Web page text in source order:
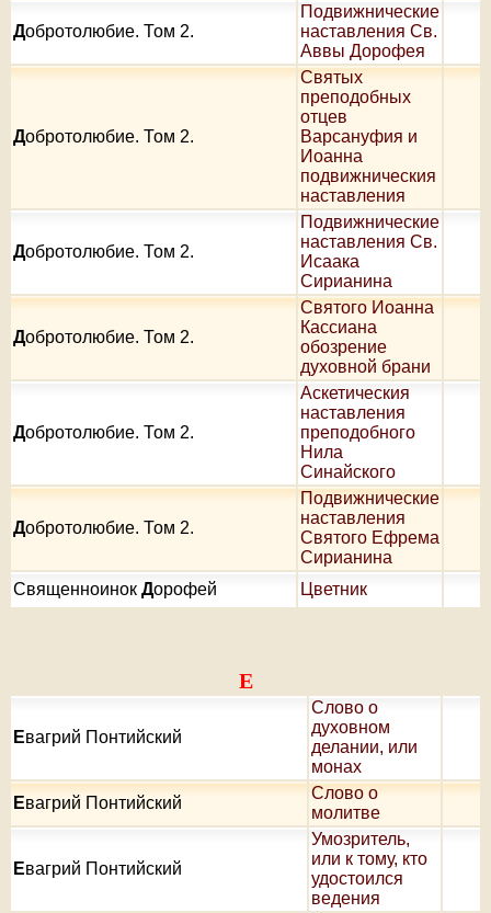
Добротолюбие. Том 2.
Подвижнические
наставления Св.
Аввы Дорофея
Добротолюбие. Том 2.
Святых
преподобных
отцев
Варсануфия и
Иоанна
подвижническия
наставления
Добротолюбие. Том 2.
Подвижнические
наставления Св.
Исаака
Сирианина
Добротолюбие. Том 2.
Святого Иоанна
Кассиана
обозрение
духовной брани
Добротолюбие. Том 2.
Аскетическия
наставления
преподобного
Нила
Синайского
Добротолюбие. Том 2.
Подвижнические
наставления
Святого Ефрема
Сирианина
Священноинок Дорофей Цветник
Е
Евагрий Понтийский
Слово о
духовном
делании, или
монах
Евагрий Понтийский
Слово о
молитве
Евагрий Понтийский
Умозритель,
или к тому, кто
удостоился
ведения